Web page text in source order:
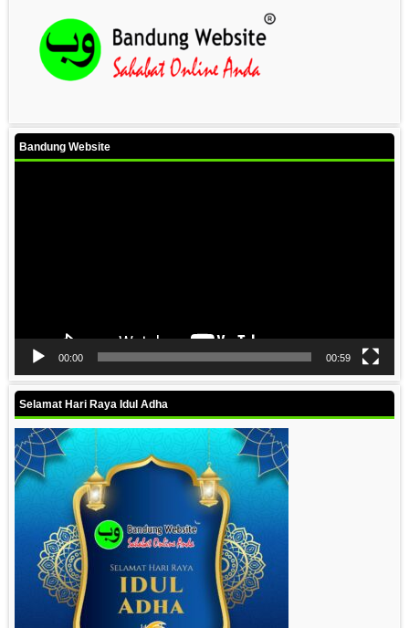
Bandung Website
00:00 00:59
Selamat Hari Raya Idul Adha